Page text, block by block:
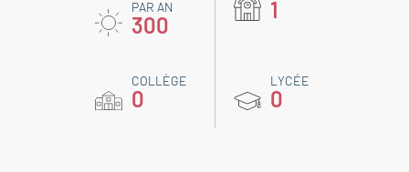
PAR AN
300
1
COLLÈGE
0
LYCÉE
0